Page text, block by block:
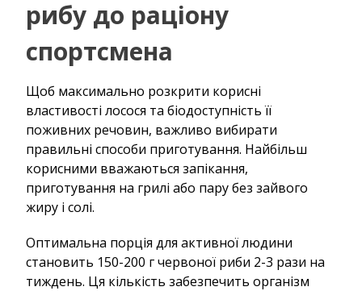
рибу до раціону
спортсмена
Щоб максимально розкрити корисні
властивості лосося та біодоступність її
поживних речовин, важливо вибирати
правильні способи приготування. Найбільш
корисними вважаються запікання,
приготування на грилі або пару без зайвого
жиру і солі.
Оптимальна порція для активної людини
становить 150-200 г червоної риби 2-3 рази на
тиждень. Ця кількість забезпечить організм